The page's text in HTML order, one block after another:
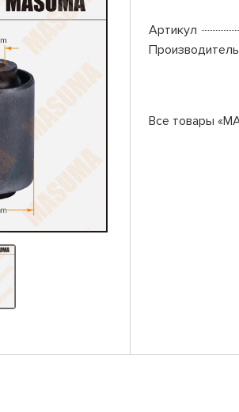
Артикул
Производитель
Все товары